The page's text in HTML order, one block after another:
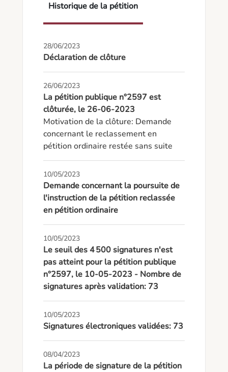
Historique de la pétition
28/06/2023
Déclaration de clôture
26/06/2023
La pétition publique n°2597 est
clôturée, le 26-06-2023
Motivation de la clôture: Demande
concernant le reclassement en
pétition ordinaire restée sans suite
10/05/2023
Demande concernant la poursuite de
l'instruction de la pétition reclassée
en pétition ordinaire
10/05/2023
Le seuil des 4 500 signatures n'est
pas atteint pour la pétition publique
n°2597, le 10-05-2023 - Nombre de
signatures après validation: 73
10/05/2023
Signatures électroniques validées: 73
08/04/2023
La période de signature de la pétition